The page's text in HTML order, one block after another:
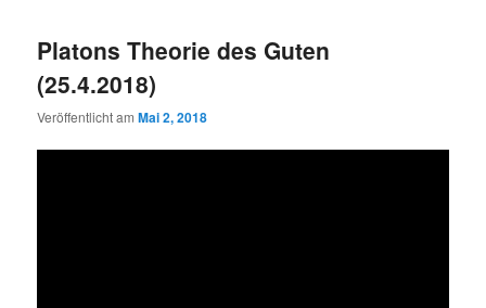
Platons Theorie des Guten
(25.4.2018)
Veröffentlicht amMai 2, 2018